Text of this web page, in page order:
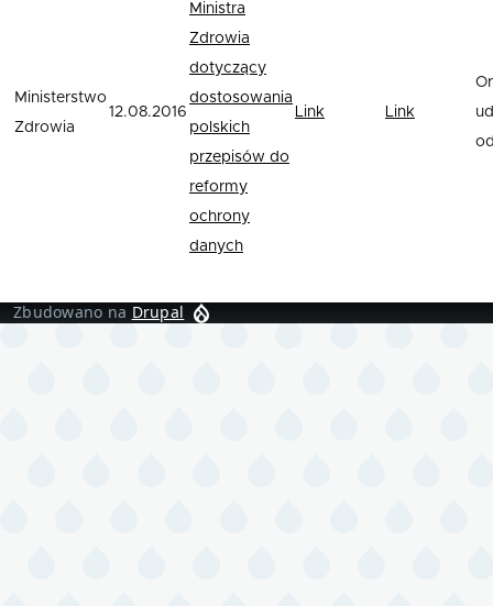
Ministerstwo
Zdrowia
12.08.2016
Ministra
Zdrowia
dotyczący
dostosowania
polskich
przepisów do
reformy
ochrony
danych
Link Link
Zbudowano na Drupal